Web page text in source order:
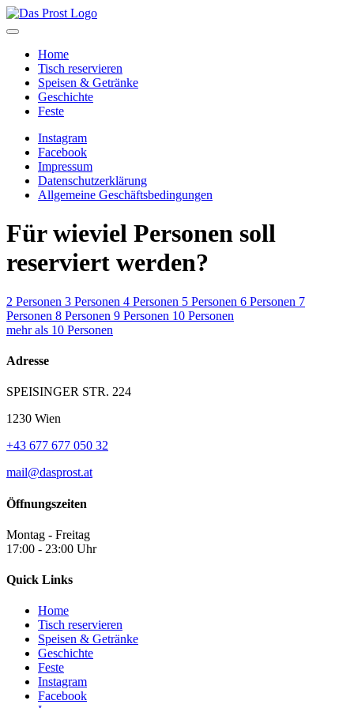
Home
Tisch reservieren
Speisen & Getränke
Geschichte
Feste
Instagram
Facebook
Impressum
Datenschutzerklärung
Allgemeine Geschäftsbedingungen
Für wieviel Personen soll
reserviert werden?
2 Personen 3 Personen 4 Personen 5 Personen 6 Personen 7
Personen 8 Personen 9 Personen 10 Personen
mehr als 10 Personen
Adresse
SPEISINGER STR. 224
1230 Wien
+43 677 677 050 32
mail@dasprost.at
Öffnungszeiten
Montag - Freitag
17:00 - 23:00 Uhr
Quick Links
Home
Tisch reservieren
Speisen & Getränke
Geschichte
Feste
Instagram
Facebook